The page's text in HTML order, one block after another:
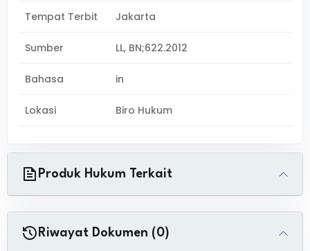
Tempat Terbit Jakarta
Sumber LL, BN;622.2012
Bahasa in
Lokasi Biro Hukum
Produk Hukum Terkait
Riwayat Dokumen (0)